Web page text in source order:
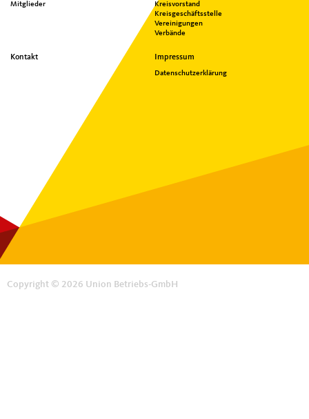
Mitglieder
Kreisvorstand
Kreisgeschäftsstelle
Vereinigungen
Verbände
Kontakt Impressum
Datenschutzerklärung
Copyright © 2026 Union Betriebs-GmbH